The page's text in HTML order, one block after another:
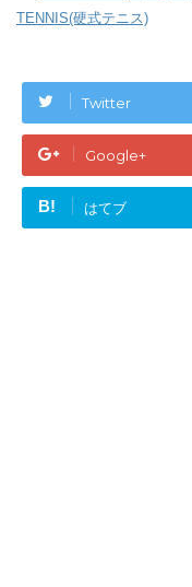
TENNIS(硬式テニス)
Twitter
Google+
B! はてブ